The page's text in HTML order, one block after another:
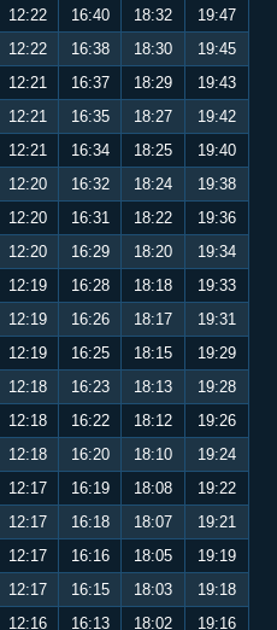
12:22 16:40 18:32
19:47
12:22 16:38 18:30
19:45
12:21 16:37 18:29
19:43
12:21 16:35 18:27
19:42
12:21 16:34 18:25
19:40
12:20 16:32 18:24
19:38
12:20 16:31 18:22
19:36
12:20 16:29 18:20
19:34
12:19 16:28 18:18
19:33
12:19 16:26 18:17
19:31
12:19 16:25 18:15
19:29
12:18 16:23 18:13
19:28
12:18 16:22 18:12
19:26
12:18 16:20 18:10
19:24
12:17 16:19 18:08
19:22
12:17 16:18 18:07
19:21
12:17 16:16 18:05
19:19
12:17 16:15 18:03
19:18
12:16 16:13 18:02
19:16